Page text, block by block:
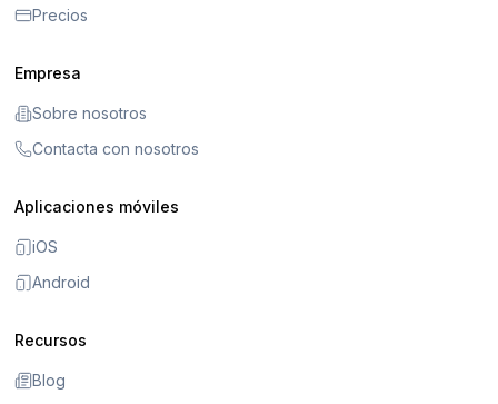
Precios
Empresa
Sobre nosotros
Contacta con nosotros
Aplicaciones móviles
iOS
Android
Recursos
Blog